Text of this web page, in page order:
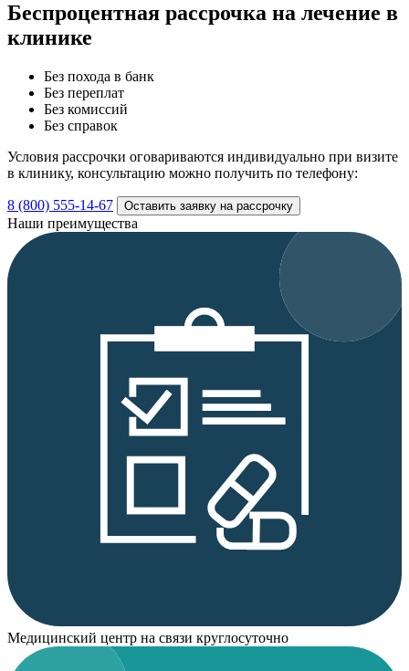
Беспроцентная рассрочка на лечение в
клинике
Без похода в банк
Без переплат
Без комиссий
Без справок
Условия рассрочки оговариваются индивидуально при визите
в клинику, консультацию можно получить по телефону:
8 (800) 555-14-67 Оставить заявку на рассрочку
Наши преимущества
Медицинский центр на связи круглосуточно